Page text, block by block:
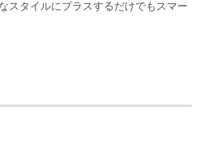
スタイルにプラスするだけでもスマー